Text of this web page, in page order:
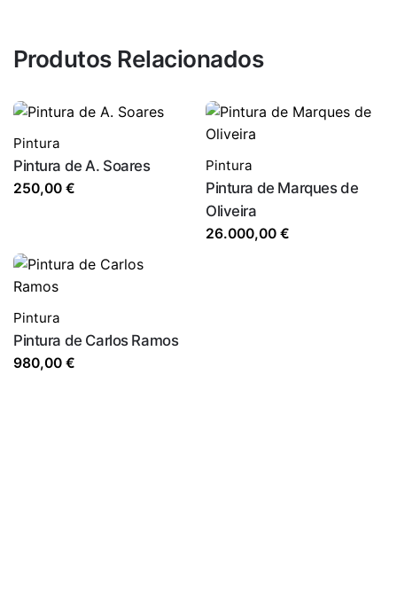
Produtos Relacionados
Pintura
Pintura de A. Soares
250,00 €
Pintura
Pintura de Marques de
Oliveira
26.000,00 €
Pintura
Pintura de Carlos Ramos
980,00 €